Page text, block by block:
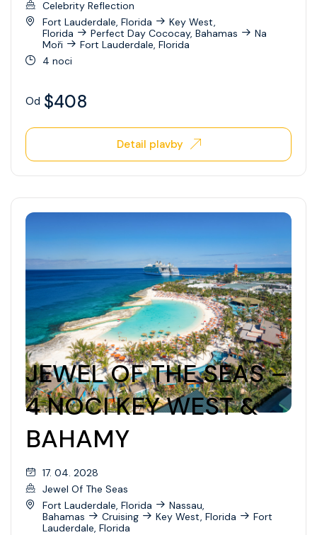
Celebrity Reflection
Fort Lauderdale, Florida
Key West,
Florida
Perfect Day Cococay, Bahamas
Na
Moři
Fort Lauderdale, Florida
4 noci
Od $408
Detail plavby
JEWEL OF THE SEAS –
4 NOCI KEY WEST &
BAHAMY
17. 04. 2028
Jewel Of The Seas
Fort Lauderdale, Florida
Nassau,
Bahamas
Cruising Key West, Florida
Fort
Lauderdale, Florida